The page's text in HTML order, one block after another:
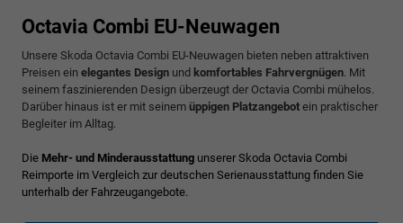
Octavia Combi EU-Neuwagen
Unsere Skoda Octavia Combi EU-Neuwagen bieten neben attraktiven
Preisen ein elegantes Design und komfortables Fahrvergnügen . Mit
seinem faszinierenden Design überzeugt der Octavia Combi mühelos.
Darüber hinaus ist er mit seinem üppigen Platzangebot ein praktischer
Begleiter im Alltag.
Die Mehr- und Minderausstattung unserer Skoda Octavia Combi
Reimporte im Vergleich zur deutschen Serienausstattung finden Sie
unterhalb der Fahrzeugangebote.